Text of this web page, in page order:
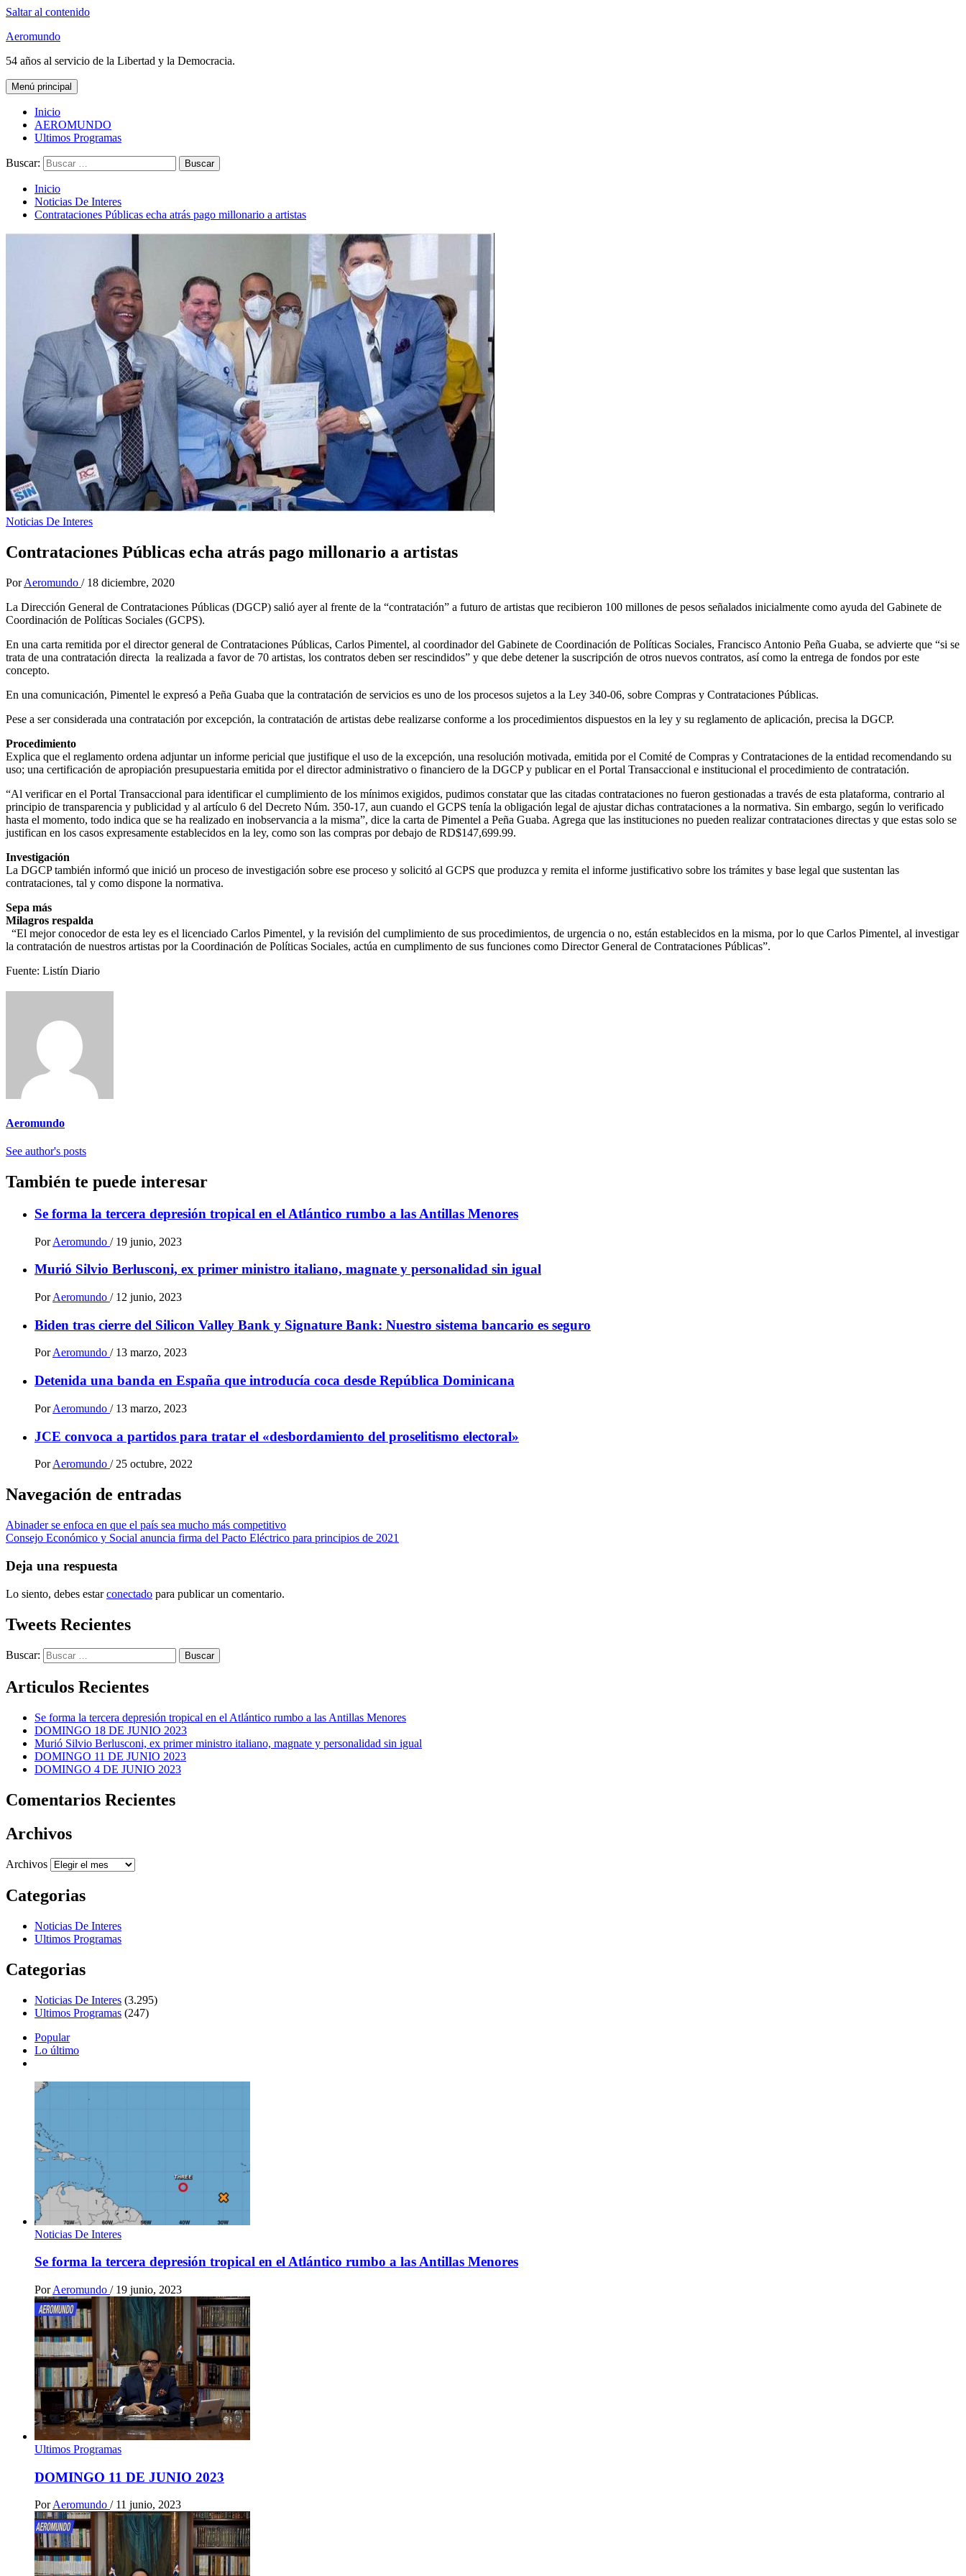
Saltar al contenido
Aeromundo
54 años al servicio de la Libertad y la Democracia.
Menú principal
Inicio
AEROMUNDO
Ultimos Programas
Buscar:
Inicio
Noticias De Interes
Contrataciones Públicas echa atrás pago millonario a artistas
Noticias De Interes
Contrataciones Públicas echa atrás pago millonario a artistas
Por Aeromundo / 18 diciembre, 2020
La Dirección General de Contrataciones Públicas (DGCP) salió ayer al frente de la “contratación” a futuro de artistas que recibieron 100 millones de pesos señalados inicialmente como ayuda del Gabinete de
Coordinación de Políticas Sociales (GCPS).
En una carta remitida por el director general de Contrataciones Públicas, Carlos Pimentel, al coordinador del Gabinete de Coordinación de Políticas Sociales, Francisco Antonio Peña Guaba, se advierte que “si se
trata de una contratación directa la realizada a favor de 70 artistas, los contratos deben ser rescindidos” y que debe detener la suscripción de otros nuevos contratos, así como la entrega de fondos por este
concepto.
En una comunicación, Pimentel le expresó a Peña Guaba que la contratación de servicios es uno de los procesos sujetos a la Ley 340-06, sobre Compras y Contrataciones Públicas.
Pese a ser considerada una contratación por excepción, la contratación de artistas debe realizarse conforme a los procedimientos dispuestos en la ley y su reglamento de aplicación, precisa la DGCP.
Procedimiento
Explica que el reglamento ordena adjuntar un informe pericial que justifique el uso de la excepción, una resolución motivada, emitida por el Comité de Compras y Contrataciones de la entidad recomendando su
uso; una certificación de apropiación presupuestaria emitida por el director administrativo o financiero de la DGCP y publicar en el Portal Transaccional e institucional el procedimiento de contratación.
“Al verificar en el Portal Transaccional para identificar el cumplimiento de los mínimos exigidos, pudimos constatar que las citadas contrataciones no fueron gestionadas a través de esta plataforma, contrario al
principio de transparencia y publicidad y al artículo 6 del Decreto Núm. 350-17, aun cuando el GCPS tenía la obligación legal de ajustar dichas contrataciones a la normativa. Sin embargo, según lo verificado
hasta el momento, todo indica que se ha realizado en inobservancia a la misma”, dice la carta de Pimentel a Peña Guaba. Agrega que las instituciones no pueden realizar contrataciones directas y que estas solo se
justifican en los casos expresamente establecidos en la ley, como son las compras por debajo de RD$147,699.99.
Investigación
La DGCP también informó que inició un proceso de investigación sobre ese proceso y solicitó al GCPS que produzca y remita el informe justificativo sobre los trámites y base legal que sustentan las
contrataciones, tal y como dispone la normativa.
Sepa más
Milagros respalda
“El mejor conocedor de esta ley es el licenciado Carlos Pimentel, y la revisión del cumplimiento de sus procedimientos, de urgencia o no, están establecidos en la misma, por lo que Carlos Pimentel, al investigar
la contratación de nuestros artistas por la Coordinación de Políticas Sociales, actúa en cumplimento de sus funciones como Director General de Contrataciones Públicas”.
Fuente: Listín Diario
Aeromundo
See author's posts
También te puede interesar
Se forma la tercera depresión tropical en el Atlántico rumbo a las Antillas Menores
Por Aeromundo / 19 junio, 2023
Murió Silvio Berlusconi, ex primer ministro italiano, magnate y personalidad sin igual
Por Aeromundo / 12 junio, 2023
Biden tras cierre del Silicon Valley Bank y Signature Bank: Nuestro sistema bancario es seguro
PorAeromundo / 13 marzo, 2023
Detenida una banda en España que introducía coca desde República Dominicana
Por Aeromundo / 13 marzo, 2023
JCE convoca a partidos para tratar el «desbordamiento del proselitismo electoral»
Por Aeromundo / 25 octubre, 2022
Navegación de entradas
Abinader se enfoca en que el país sea mucho más competitivo
Consejo Económico y Social anuncia firma del Pacto Eléctrico para principios de 2021
Deja una respuesta
Lo siento, debes estarconectado para publicar un comentario.
Tweets Recientes
Buscar:
Articulos Recientes
Se forma la tercera depresión tropical en el Atlántico rumbo a las Antillas Menores
DOMINGO 18 DE JUNIO 2023
Murió Silvio Berlusconi, ex primer ministro italiano, magnate y personalidad sin igual
DOMINGO 11 DE JUNIO 2023
DOMINGO 4 DE JUNIO 2023
Comentarios Recientes
Archivos
Archivos
Categorias
Noticias De Interes
Ultimos Programas
Categorias
Noticias De Interes (3.295)
Ultimos Programas (247)
Popular
Lo último
Noticias De Interes
Se forma la tercera depresión tropical en el Atlántico rumbo a las Antillas Menores
Por Aeromundo / 19 junio, 2023
Ultimos Programas
DOMINGO 11 DE JUNIO 2023
PorAeromundo / 11 junio, 2023